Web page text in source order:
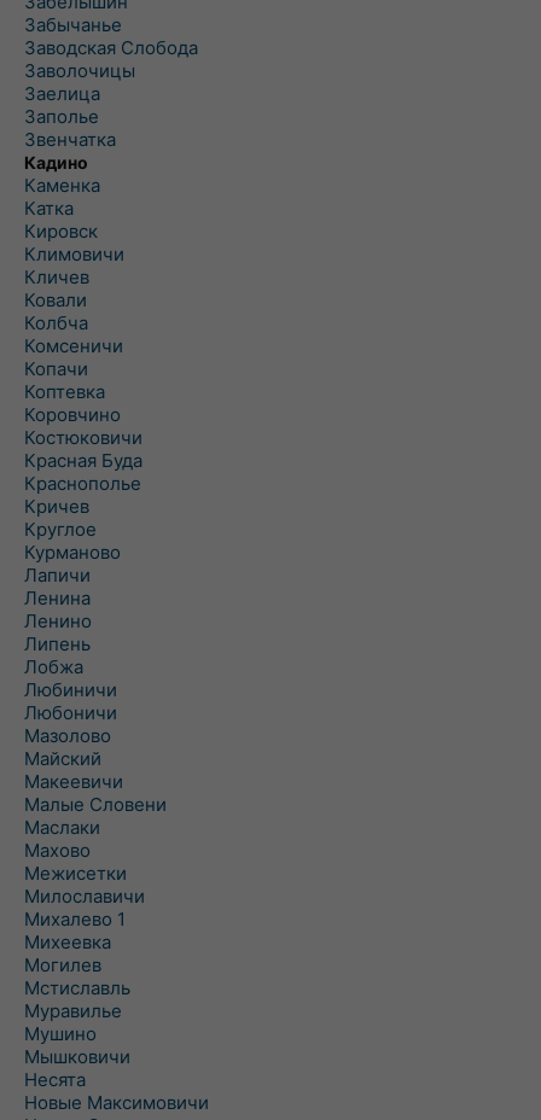
Забычанье
Заводская Слобода
Заволочицы
Заелица
Заполье
Звенчатка
Кадино
Каменка
Катка
Кировск
Климовичи
Кличев
Ковали
Колбча
Комсеничи
Копачи
Коптевка
Коровчино
Костюковичи
Красная Буда
Краснополье
Кричев
Круглое
Курманово
Лапичи
Ленина
Ленино
Липень
Лобжа
Любиничи
Любоничи
Мазолово
Майский
Макеевичи
Малые Словени
Маслаки
Махово
Межисетки
Милославичи
Михалево 1
Михеевка
Могилев
Мстиславль
Муравилье
Мушино
Мышковичи
Несята
Новые Максимовичи